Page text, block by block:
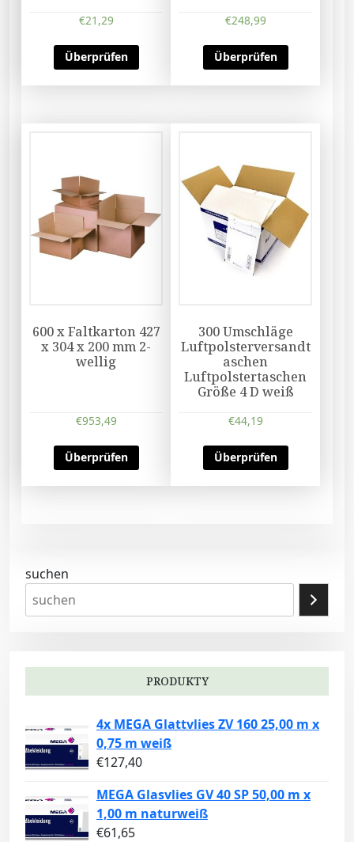
€21,29
Überprüfen
€248,99
Überprüfen
600 x Faltkarton 427
x 304 x 200 mm 2-
wellig
€953,49
Überprüfen
300 Umschläge
Luftpolsterversandt
aschen
Luftpolstertaschen
Größe 4 D weiß
€44,19
Überprüfen
suchen
PRODUKTY
4x MEGA Glattvlies ZV 160 25,00 m x
0,75 m weiß
€127,40
MEGA Glasvlies GV 40 SP 50,00 m x
1,00 m naturweiß
€61,65